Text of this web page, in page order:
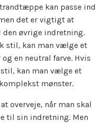
kan passe ind
det er vigtigt at
øvrige indretning.
stil, kan man vælge et
en neutral farve. Hvis
kan man vælge et
mønster.
overveje, når man skal
til sin indretning. Men